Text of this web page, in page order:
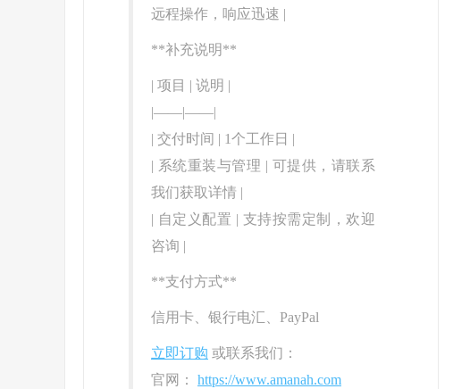
远程操作，响应迅速 |
**补充说明**
| 项目 | 说明 |
|——|——|
| 交付时间 | 1个工作日 |
| 系统重装与管理 | 可提供，请联系
我们获取详情 |
| 自定义配置 | 支持按需定制，欢迎
咨询 |
**支付方式**
信用卡、银行电汇、PayPal
立即订购 或联系我们：
官网： https://www.amanah.com